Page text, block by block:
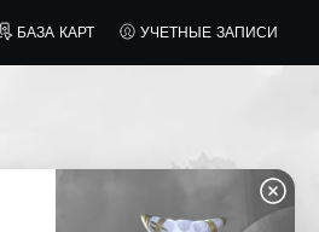
БАЗА КАРТ УЧЕТНЫЕ ЗАПИСИ